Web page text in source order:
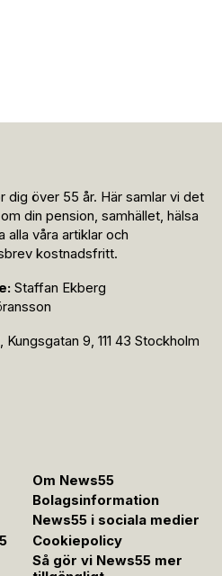
dig över 55 år. Här samlar vi det
din pension, samhället, hälsa
alla våra artiklar och
kostnadsfritt.
Staffan Ekberg
9, 111 43 Stockholm
Om News55
Bolagsinformation
News55 i sociala medier
Cookiepolicy
Så gör vi News55 mer